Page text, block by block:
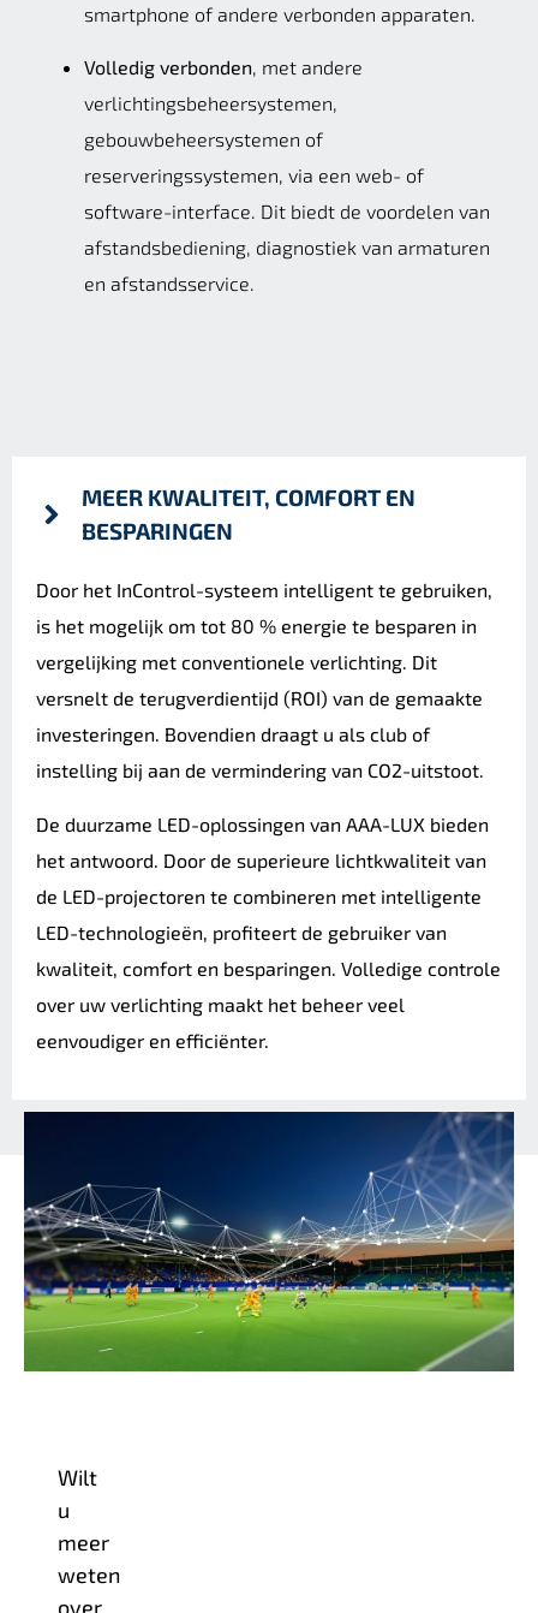
smartphone of andere verbonden apparaten.
Volledig verbonden, met andere
verlichtingsbeheersystemen,
gebouwbeheersystemen of
reserveringssystemen, via een web- of
software-interface. Dit biedt de voordelen van
afstandsbediening, diagnostiek van armaturen
en afstandsservice.
MEER KWALITEIT, COMFORT EN
BESPARINGEN
Door het InControl-systeem intelligent te gebruiken,
is het mogelijk om tot 80 % energie te besparen in
vergelijking met conventionele verlichting. Dit
versnelt de terugverdientijd (ROI) van de gemaakte
investeringen. Bovendien draagt u als club of
instelling bij aan de vermindering van CO2-uitstoot.
De duurzame LED-oplossingen van AAA-LUX bieden
het antwoord. Door de superieure lichtkwaliteit van
de LED-projectoren te combineren met intelligente
LED-technologieën, profiteert de gebruiker van
kwaliteit, comfort en besparingen. Volledige controle
over uw verlichting maakt het beheer veel
eenvoudiger en efficiënter.
Wilt
u
meer
weten
over